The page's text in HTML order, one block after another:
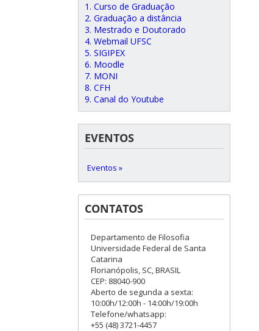
1. Curso de Graduação
2. Graduação a distância
3. Mestrado e Doutorado
4. Webmail UFSC
5. SIGIPEX
6. Moodle
7. MONI
8. CFH
9. Canal do Youtube
EVENTOS
Eventos »
CONTATOS
Departamento de Filosofia
Universidade Federal de Santa
Catarina
Florianópolis, SC, BRASIL
CEP: 88040-900
Aberto de segunda a sexta:
10:00h/12:00h - 14:00h/19:00h
Telefone/whatsapp:
+55 (48) 3721-4457